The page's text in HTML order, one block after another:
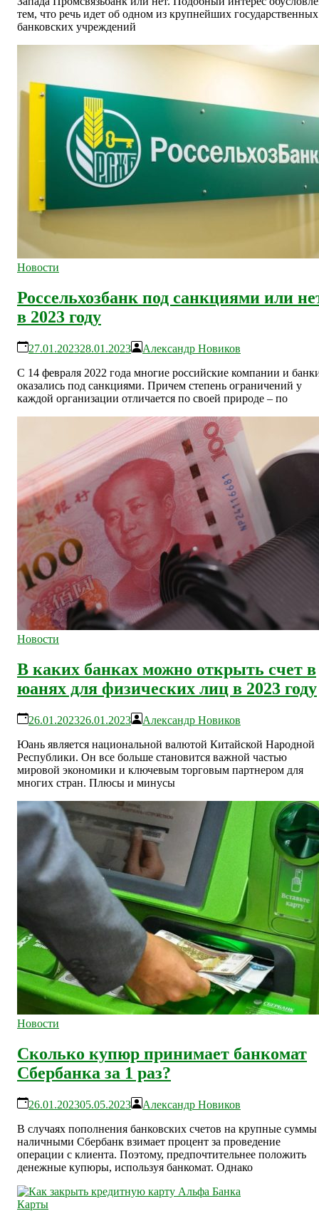
тем, что речь идет об одном из крупнейших государственных
банковских учреждений
Новости
Россельхозбанк под санкциями или
в 2023 году
27.01.202328.01.2023
Александр Новиков
С 14 февраля 2022 года многие российские компании и
оказались под санкциями. Причем степень ограничений у
каждой организации отличается по своей природе – по
Новости
В каких банках можно открыть счет в
юанях для физических лиц в 2023 году
26.01.202326.01.2023
Александр Новиков
Юань является национальной валютой Китайской Народной
Республики. Он все больше становится важной частью
мировой экономики и ключевым торговым партнером для
многих стран. Плюсы и минусы
Новости
Сколько купюр принимает банкомат
Сбербанка за 1 раз?
26.01.202305.05.2023
Александр Новиков
В случаях пополнения банковских счетов на крупные суммы
наличными Сбербанк взимает процент за проведение
операции с клиента. Поэтому, предпочтительнее положить
денежные купюры, используя банкомат. Однако
Карты